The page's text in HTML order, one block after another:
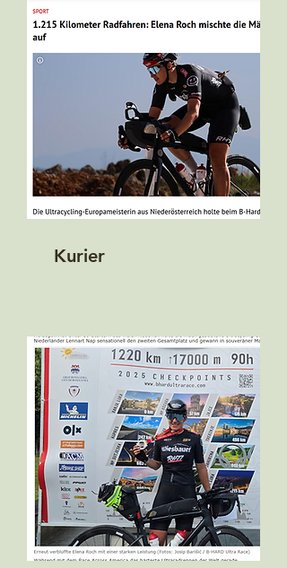
Kurier